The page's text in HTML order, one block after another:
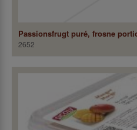
Passionsfrugt puré, frosne
2652